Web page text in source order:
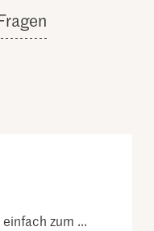
zum ...